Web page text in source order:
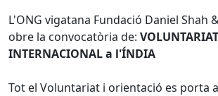
L'ONG vigatana Fundació Daniel Shah
obre la convocatòria de: VOLUNTARIAT
INTERNACIONAL a l'ÍNDIA
Tot el Voluntariat i orientació es porta